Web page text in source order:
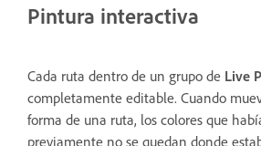
Pintura interactiva
Cada ruta dentro de un grupo de Live
completamente editable. Cuando
forma de una ruta, los colores que
previamente no se quedan donde